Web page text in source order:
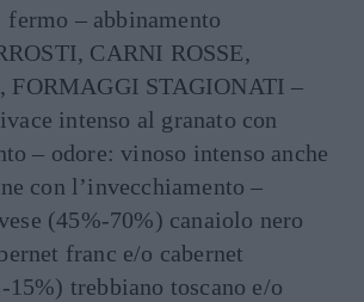
– abbinamento
CARNI ROSSE,
FORMAGGI STAGIONATI –
intenso al granato con
– odore: vinoso intenso anche
con l’invecchiamento –
(45%-70%) canaiolo nero
franc e/o cabernet
15%) trebbiano toscano e/o